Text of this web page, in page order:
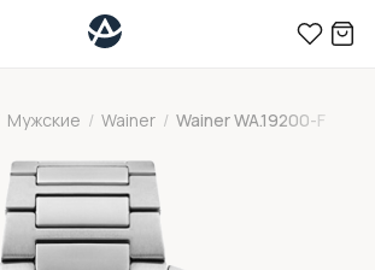
Мужские / Wainer / Wainer WA.19200-F